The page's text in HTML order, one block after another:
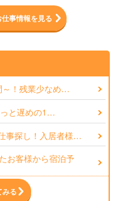
仕事情報を見る
～！残業少なめ…
と遅めの1…
事探し！入居者様…
お客様から宿泊予
みる